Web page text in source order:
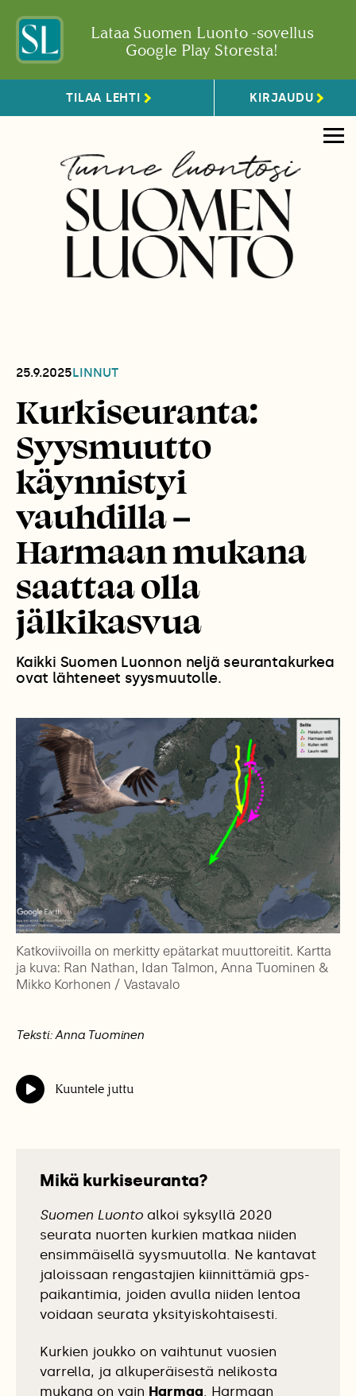
Lataa Suomen Luonto -sovellus
Google Play Storesta!
TILAA LEHTI KIRJAUDU
25.9.2025LINNUT
Kurkiseuranta:
Syysmuutto
käynnistyi
vauhdilla –
Harmaan mukana
saattaa olla
jälkikasvua
Kaikki Suomen Luonnon neljä seurantakurkea
ovat lähteneet syysmuutolle.
Katkoviivoilla on merkitty epätarkat muuttoreitit. Kartta
ja kuva: Ran Nathan, Idan Talmon, Anna Tuominen &
Mikko Korhonen / Vastavalo
Teksti: Anna Tuominen
Kuuntele juttu
Mikä kurkiseuranta?
Suomen Luonto alkoi syksyllä 2020
seurata nuorten kurkien matkaa niiden
ensimmäisellä syysmuutolla. Ne kantavat
jaloissaan rengastajien kiinnittämiä gps-
paikantimia, joiden avulla niiden lentoa
voidaan seurata yksityiskohtaisesti.
Kurkien joukko on vaihtunut vuosien
varrella, ja alkuperäisestä nelikosta
mukana on vain Harmaa. Harmaan